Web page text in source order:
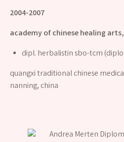
2004-2007
academy of chinese healing
dipl. herbalistin sbo-tcm
quangxi traditional chinese
nanning, china